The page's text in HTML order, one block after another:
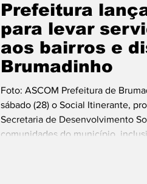
Prefeitura
para levar
aos bairros e
Brumadinho
Foto: ASCOM Prefeitura de
sábado (28) o Social Itinerante,
Secretaria de Desenvolvimento
comunidades do município,